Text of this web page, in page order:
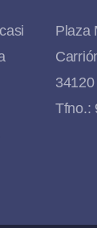
Plaza
Tfno.: